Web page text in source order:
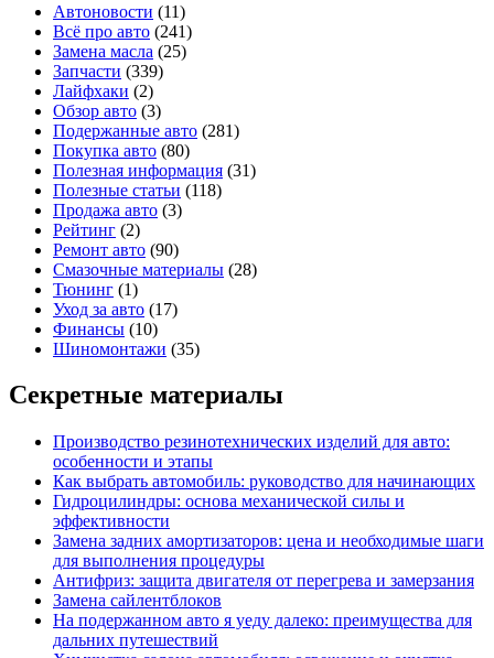
Автоновости (11)
Всё про авто (241)
Замена масла (25)
Запчасти (339)
Лайфхаки (2)
Обзор авто (3)
Подержанные авто (281)
Покупка авто (80)
Полезная информация (31)
Полезные статьи (118)
Продажа авто (3)
Рейтинг (2)
Ремонт авто (90)
Смазочные материалы (28)
Тюнинг (1)
Уход за авто (17)
Финансы (10)
Шиномонтажи (35)
Секретные материалы
Производство резинотехнических изделий для авто:
особенности и этапы
Как выбрать автомобиль: руководство для начинающих
Гидроцилиндры: основа механической силы и
эффективности
Замена задних амортизаторов: цена и необходимые шаги
для выполнения процедуры
Антифриз: защита двигателя от перегрева и замерзания
Замена сайлентблоков
На подержанном авто я уеду далеко: преимущества для
дальних путешествий